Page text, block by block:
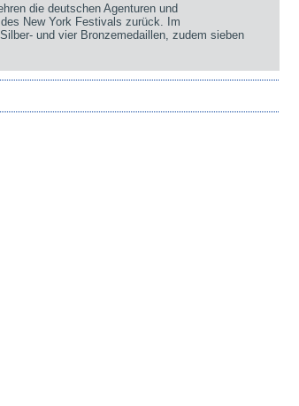
die deutschen Agenturen und
New York Festivals zurück. Im
und vier Bronzemedaillen, zudem sieben